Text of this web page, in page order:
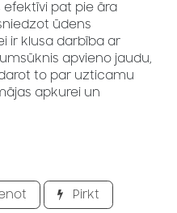
efektīvi pat pie āra
ūdens
ir klusa darbība ar
apvieno jaudu,
to par uzticamu
apkurei un
Pirkt